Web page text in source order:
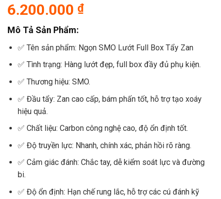
6.200.000 ₫
Mô Tả Sản Phẩm:
✅ Tên sản phẩm: Ngọn SMO Lướt Full Box Tẩy Zan
✅ Tình trạng: Hàng lướt đẹp, full box đầy đủ phụ kiện.
✅ Thương hiệu: SMO.
✅ Đầu tẩy: Zan cao cấp, bám phấn tốt, hỗ trợ tạo xoáy
hiệu quả.
✅ Chất liệu: Carbon công nghệ cao, độ ổn định tốt.
✅ Độ truyền lực: Nhanh, chính xác, phản hồi rõ ràng.
✅ Cảm giác đánh: Chắc tay, dễ kiểm soát lực và đường
bi.
✅ Độ ổn định: Hạn chế rung lắc, hỗ trợ các cú đánh kỹ